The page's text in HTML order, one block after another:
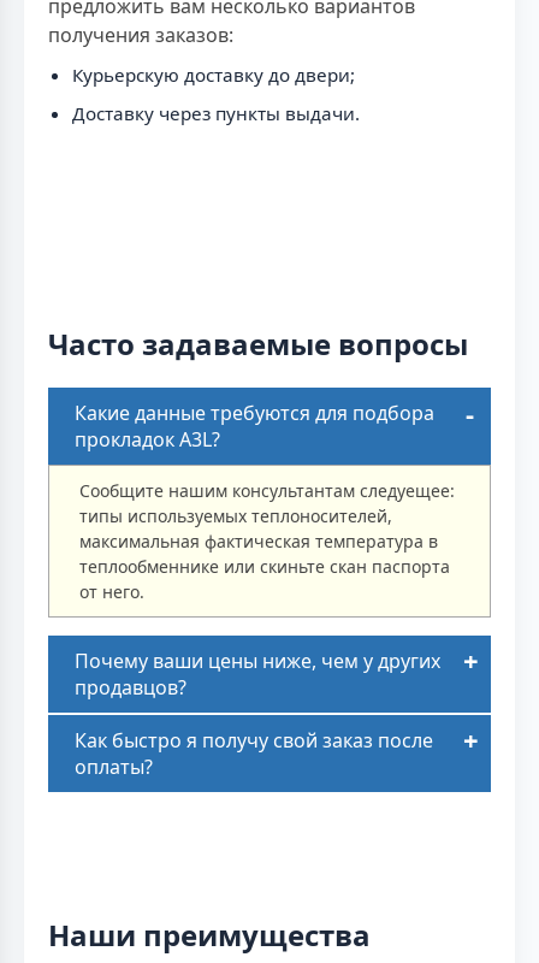
предложить вам несколько вариантов
получения заказов:
Курьерскую доставку до двери;
Доставку через пункты выдачи.
Часто задаваемые вопросы
Какие данные требуются для подбора
прокладок A3L?
Сообщите нашим консультантам следуещее:
типы используемых теплоносителей,
максимальная фактическая температура в
теплообменнике или скиньте скан паспорта
от него.
Почему ваши цены ниже, чем у других
продавцов?
Как быстро я получу свой заказ после
оплаты?
Наши преимущества